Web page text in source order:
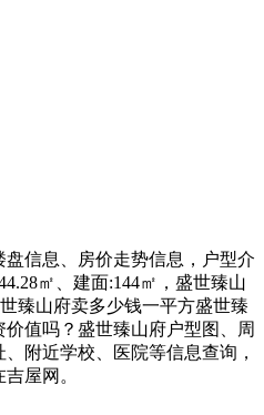
信息、房价走势信息，户型介
㎡、建面:144㎡，盛世臻山
臻山府卖多少钱一平方盛世臻
值吗？盛世臻山府户型图、周
附近学校、医院等信息查询，
屋网。